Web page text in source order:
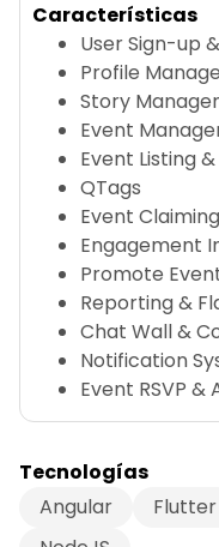
Características
User Sign-up
Profile
Story
Event
Event Listing
QTags
Event
Engagement
Promote
Reporting &
Chat Wall &
Notification
Event RSVP
Tecnologías
Angular
Flutter